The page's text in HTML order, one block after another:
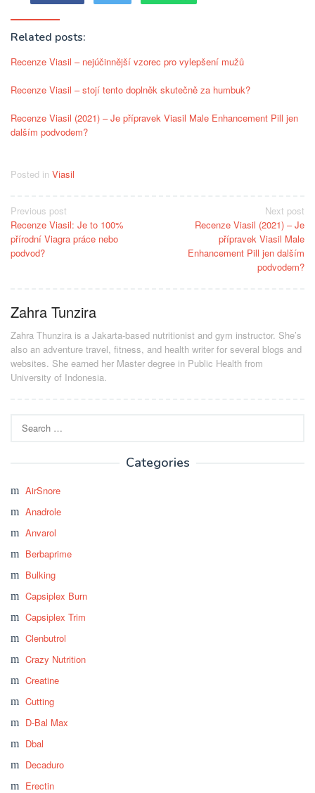
Related posts:
Recenze Viasil – nejúčinnější vzorec pro vylepšení mužů
Recenze Viasil – stojí tento doplněk skutečně za humbuk?
Recenze Viasil (2021) – Je přípravek Viasil Male Enhancement Pill jen
dalším podvodem?
Posted in Viasil
Post
navigation
Previous post
Recenze Viasil: Je to 100%
přírodní Viagra práce nebo
podvod?
Next post
Recenze Viasil (2021) – Je
přípravek Viasil Male
Enhancement Pill jen dalším
podvodem?
Zahra Tunzira
Zahra Thunzira is a Jakarta-based nutritionist and gym instructor. She’s
also an adventure travel, fitness, and health writer for several blogs and
websites. She earned her Master degree in Public Health from
University of Indonesia.
for:
Categories
AirSnore
Anadrole
Anvarol
Berbaprime
Bulking
Capsiplex Burn
Capsiplex Trim
Clenbutrol
Crazy Nutrition
Creatine
Cutting
D-Bal Max
Dbal
Decaduro
Erectin